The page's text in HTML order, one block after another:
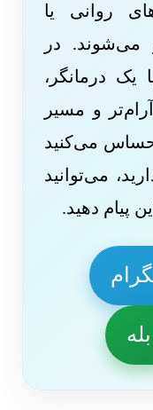
روانی یا
می‌شوند. در
درمانگر،
و مسیر
می‌کنید
می‌توانید
پیام دهید.